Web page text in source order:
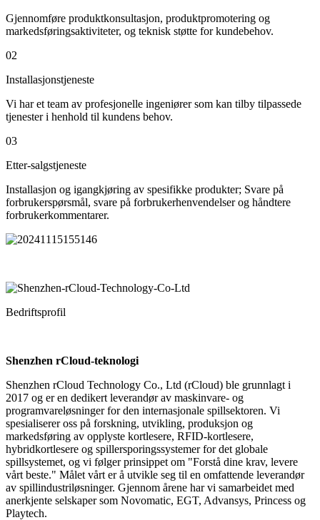
Gjennomføre produktkonsultasjon, produktpromotering og
markedsføringsaktiviteter, og teknisk støtte for kundebehov.
02
Installasjonstjeneste
Vi har et team av profesjonelle ingeniører som kan tilby tilpassede
tjenester i henhold til kundens behov.
03
Etter-salgstjeneste
Installasjon og igangkjøring av spesifikke produkter; Svare på
forbrukerspørsmål, svare på forbrukerhenvendelser og håndtere
forbrukerkommentarer.
Bedriftsprofil
Shenzhen rCloud-teknologi
Shenzhen rCloud Technology Co., Ltd (rCloud) ble grunnlagt i
2017 og er en dedikert leverandør av maskinvare- og
programvareløsninger for den internasjonale spillsektoren. Vi
spesialiserer oss på forskning, utvikling, produksjon og
markedsføring av opplyste kortlesere, RFID-kortlesere,
hybridkortlesere og spillersporingssystemer for det globale
spillsystemet, og vi følger prinsippet om "Forstå dine krav, levere
vårt beste." Målet vårt er å utvikle seg til en omfattende leverandør
av spillindustriløsninger. Gjennom årene har vi samarbeidet med
anerkjente selskaper som Novomatic, EGT, Advansys, Princess og
Playtech.